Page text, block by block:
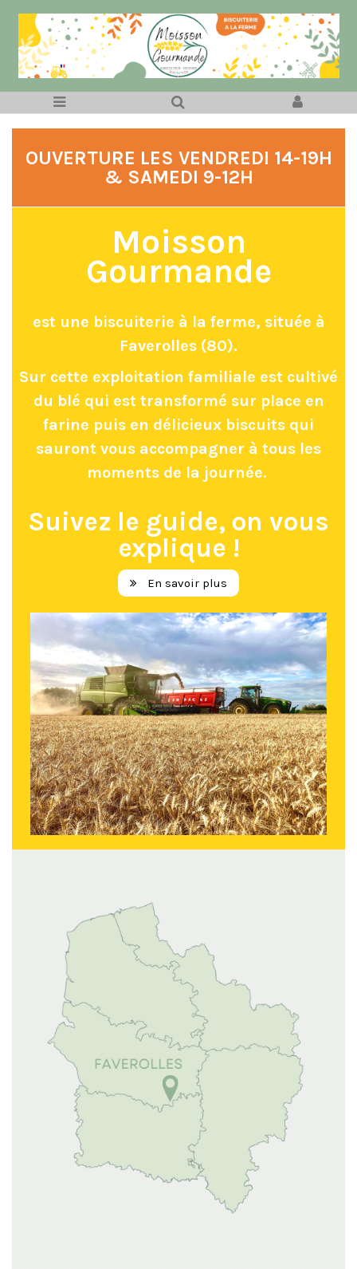
OUVERTURE LES VENDREDI 14-19H
& SAMEDI 9-12H
Moisson
Gourmande
est une biscuiterie à la ferme, située à
Faverolles (80).
Sur cette exploitation familiale est cultivé
du blé qui est transformé sur place en
farine puis en délicieux biscuits qui
sauront vous accompagner à tous les
moments de la journée.
Suivez le guide, on vous
explique !
En savoir plus